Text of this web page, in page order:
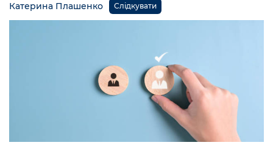
Катерина Плашенко Слідкувати